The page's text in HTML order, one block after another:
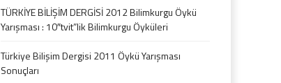
TÜRKİYE BİLİŞİM DERGİSİ 2012 Bilimkurgu Öykü
Yarışması : 10″tvit”lik Bilimkurgu Öyküleri
Türkiye Bilişim Dergisi 2011 Öykü Yarışması
Sonuçları